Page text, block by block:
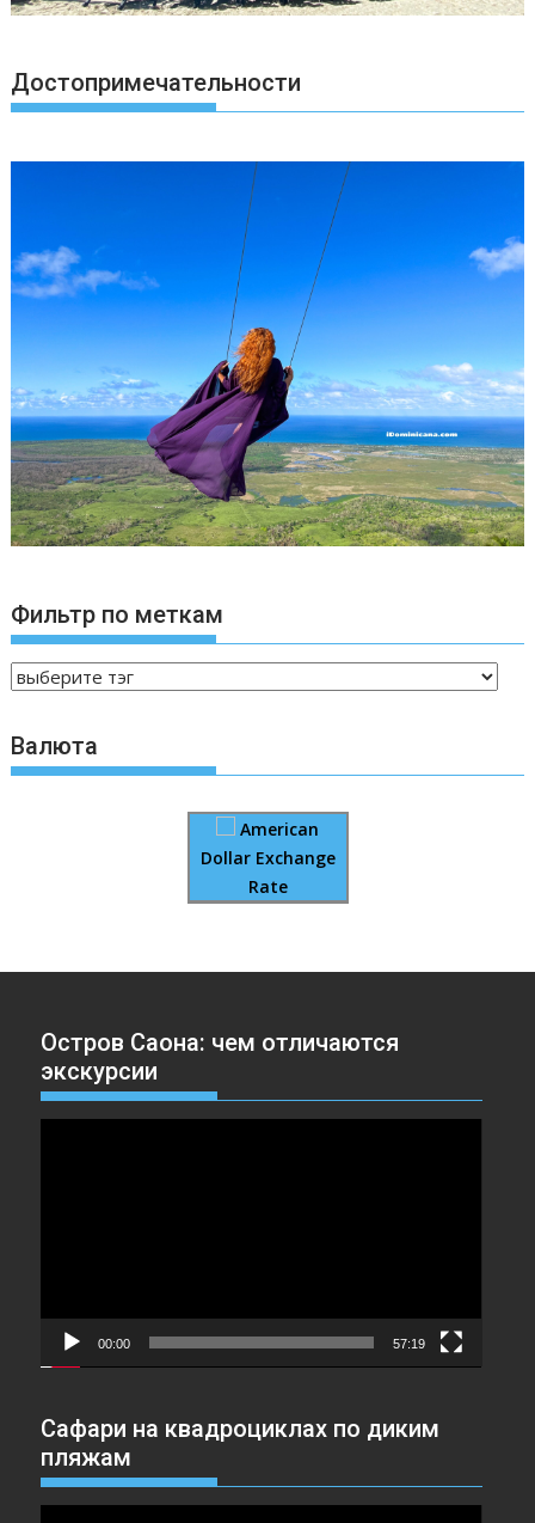
Достопримечательности
Фильтр по меткам
Валюта
American
Dollar Exchange
Rate
Остров Саона: чем отличаются
экскурсии
00:00 57:19
Сафари на квадроциклах по диким
пляжам